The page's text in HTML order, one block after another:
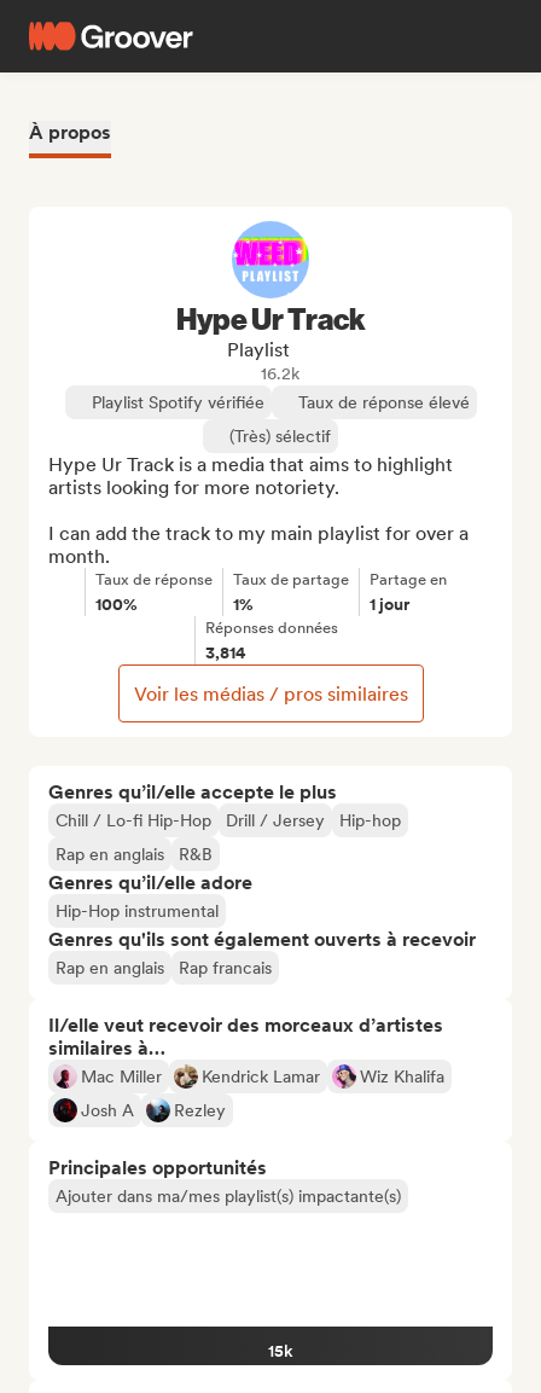
À propos
Genres qu’il/elle accepte le plus
Chill / Lo-fi Hip-Hop Drill / Jersey
Hip-hop
Rap en anglais
R&B
Genres qu’il/elle adore
Hip-Hop instrumental
Genres qu'ils sont également ouverts à recevoir
Rap en anglais Rap francais
Il/elle veut recevoir des morceaux d’artistes
similaires à…
Mac Miller Kendrick Lamar
Wiz Khalifa
Josh A
Rezley
Principales opportunités
Ajouter dans ma/mes playlist(s) impactante(s)
15k
Hype Ur Track
Playlist
16.2k
Playlist Spotify vérifiée
Taux de réponse élevé
(Très) sélectif
Hype Ur Track is a media that aims to highlight
artists looking for more notoriety.
I can add the track to my main playlist for over a
month.
Taux de réponse
100%
Taux de partage
1%
Partage en
1 jour
Réponses données
3,814
Voir les médias / pros similaires